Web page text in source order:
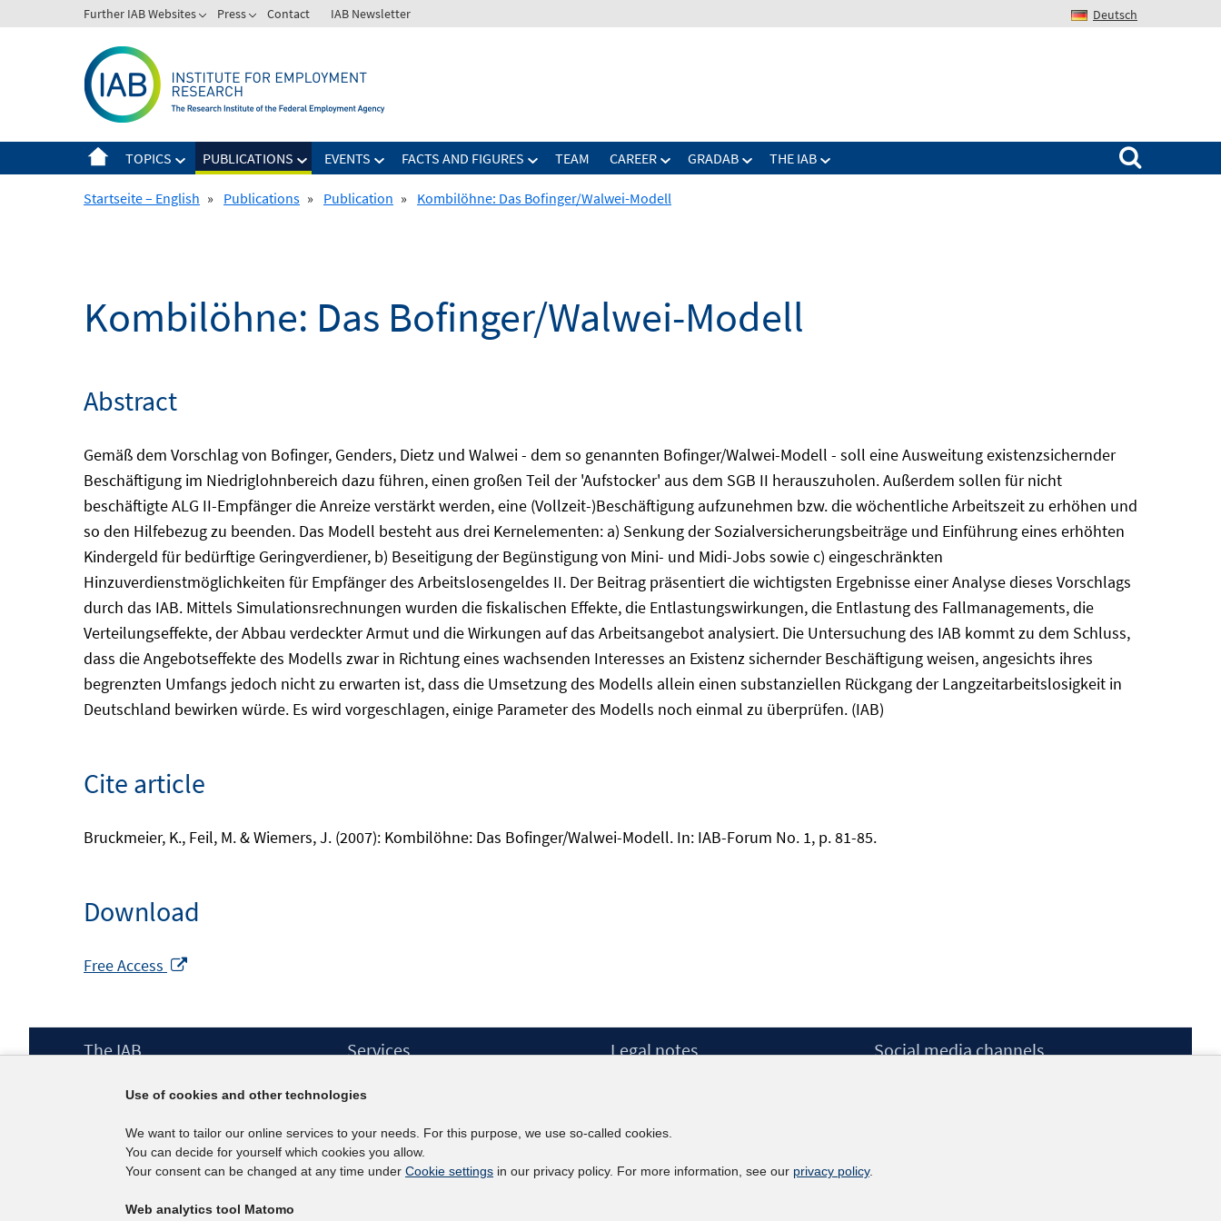
to
Further IAB Websites Press Contact IAB Newsletter Deutsch
TOPICS PUBLICATIONS EVENTS FACTS AND FIGURES TEAM CAREER GRADAB THE IAB
Search for:
Startseite – English » Publications » Publication » Kombilöhne: Das Bofinger/Walwei-Modell
Kombilöhne: Das Bofinger/Walwei-Modell
Abstract
Gemäß dem Vorschlag von Bofinger, Genders, Dietz und Walwei - dem so genannten Bofinger/Walwei-Modell - soll eine Ausweitung existenzsichernder
Beschäftigung im Niedriglohnbereich dazu führen, einen großen Teil der 'Aufstocker' aus dem SGB II herauszuholen. Außerdem sollen für nicht
beschäftigte ALG II-Empfänger die Anreize verstärkt werden, eine (Vollzeit-)Beschäftigung aufzunehmen bzw. die wöchentliche Arbeitszeit zu erhöhen und
so den Hilfebezug zu beenden. Das Modell besteht aus drei Kernelementen: a) Senkung der Sozialversicherungsbeiträge und Einführung eines erhöhten
Kindergeld für bedürftige Geringverdiener, b) Beseitigung der Begünstigung von Mini- und Midi-Jobs sowie c) eingeschränkten
Hinzuverdienstmöglichkeiten für Empfänger des Arbeitslosengeldes II. Der Beitrag präsentiert die wichtigsten Ergebnisse einer Analyse dieses Vorschlags
durch das IAB. Mittels Simulationsrechnungen wurden die fiskalischen Effekte, die Entlastungswirkungen, die Entlastung des Fallmanagements, die
Verteilungseffekte, der Abbau verdeckter Armut und die Wirkungen auf das Arbeitsangebot analysiert. Die Untersuchung des IAB kommt zu dem Schluss,
dass die Angebotseffekte des Modells zwar in Richtung eines wachsenden Interesses an Existenz sichernder Beschäftigung weisen, angesichts ihres
begrenzten Umfangs jedoch nicht zu erwarten ist, dass die Umsetzung des Modells allein einen substanziellen Rückgang der Langzeitarbeitslosigkeit in
Deutschland bewirken würde. Es wird vorgeschlagen, einige Parameter des Modells noch einmal zu überprüfen. (IAB)
Cite article
Bruckmeier, K., Feil, M. & Wiemers, J. (2007): Kombilöhne: Das Bofinger/Walwei-Modell. In: IAB-Forum No. 1, p. 81-85.
Download
Free Access
Footer
The IAB
Surveys
Projects
Scientific Advisory Council
Services
IAB Newsletter
Contact
Legal notes
Accessibility Statement
Social media channels
Use of cookies and other technologies
We want to tailor our online services to your needs. For this purpose, we use so-called cookies.
You can decide for yourself which cookies you allow.
Your consent can be changed at any time under Cookie settings in our privacy policy. For more information, see our privacy policy.
Web analytics tool Matomo